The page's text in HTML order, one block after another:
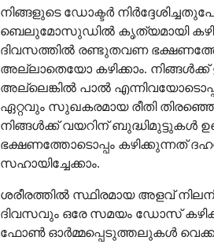
നിങ്ങളുടെ ഡോക്ടർ
ബെലുമോസുഡിൽ കൃത്യമായി
ദിവസത്തിൽ രണ്ടുതവണ
അല്ലാതെയോ കഴിക്കാം.
അല്ലെങ്കിൽ പാൽ എന്നിവയോടൊപ്പം
ഏറ്റവും സുഖകരമായ രീതി
നിങ്ങൾക്ക് വയറിന് ബുദ്ധിമുട്ടുകൾ
ഭക്ഷണത്തോടൊപ്പം കഴിക്കുന്നത്
സഹായിച്ചേക്കാം.
ശരീരത്തിൽ സ്ഥിരമായ അളവ്
ദിവസവും ഒരേ സമയം ഡോസ്
ഫോൺ ഓർമ്മപ്പെടുത്തലുകൾ